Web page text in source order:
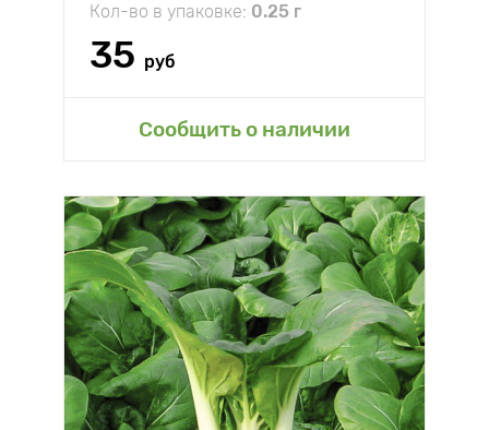
Кол-во в упаковке: 0.25 г
35 руб
Сообщить о наличии